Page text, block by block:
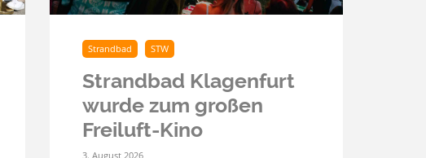
Strandbad STW
Strandbad Klagenfurt
wurde zum großen
Freiluft-Kino
3. August 2026